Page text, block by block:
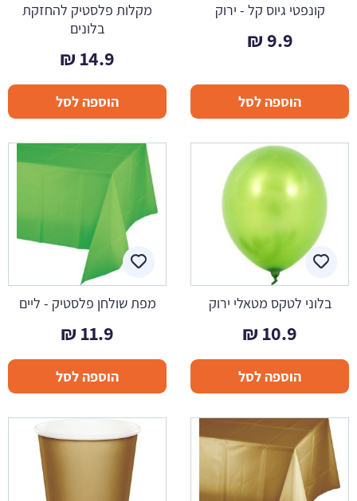
קונפטי גיוס קל - ירוק
9.9
₪
הוספה לסל
מקלות פלסטיק להחזקת
בלונים
14.9
₪
הוספה לסל
בלוני לטקס מטאלי ירוק
10.9
₪
הוספה לסל
מפת שולחן פלסטיק - ליים
11.9
₪
הוספה לסל